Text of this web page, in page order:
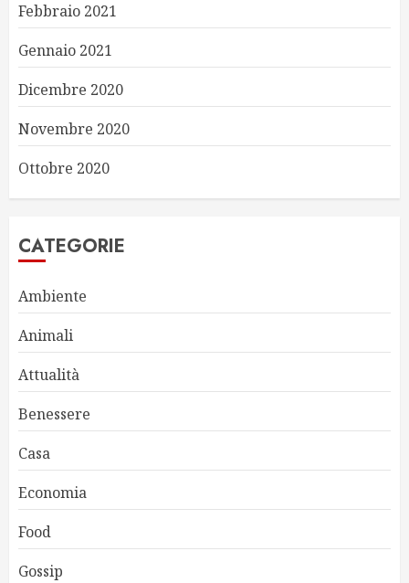
Febbraio 2021
Gennaio 2021
Dicembre 2020
Novembre 2020
Ottobre 2020
CATEGORIE
Ambiente
Animali
Attualità
Benessere
Casa
Economia
Food
Gossip